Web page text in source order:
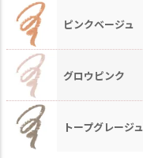
ピンクベージュ
グロウピンク
トープグレージュ